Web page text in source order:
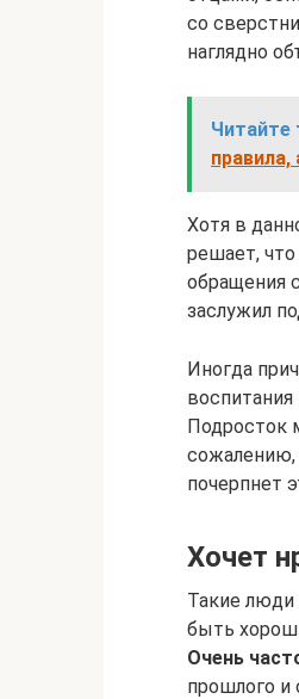
со
наглядно
Читайте
Хотя в
решает,
обращения
заслужил
Иногда
Подросток
сожалению,
почерпнет
Хочет
Такие люди
быть
Очень
прошлого и